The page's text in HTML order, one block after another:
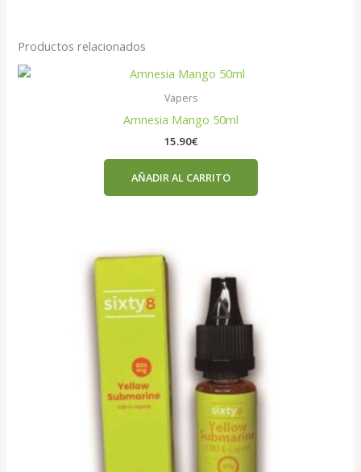
Productos relacionados
Vapers
Amnesia Mango 50ml
15.90€
AÑADIR AL CARRITO